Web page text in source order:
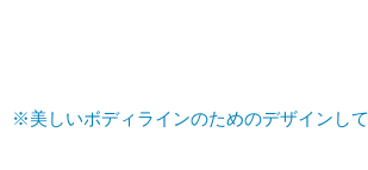
※美しいボディラインのためのデザインして